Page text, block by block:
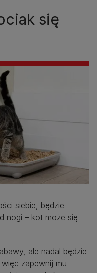
się
siebie, będzie
nogi – kot może się
ale nadal będzie
zapewnij mu